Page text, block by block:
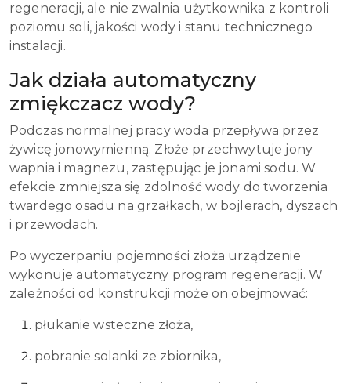
regeneracji, ale nie zwalnia użytkownika z kontroli
poziomu soli, jakości wody i stanu technicznego
instalacji.
Jak działa automatyczny
zmiękczacz wody?
Podczas normalnej pracy woda przepływa przez
żywicę jonowymienną. Złoże przechwytuje jony
wapnia i magnezu, zastępując je jonami sodu. W
efekcie zmniejsza się zdolność wody do tworzenia
twardego osadu na grzałkach, w bojlerach, dyszach
i przewodach.
Po wyczerpaniu pojemności złoża urządzenie
wykonuje automatyczny program regeneracji. W
zależności od konstrukcji może on obejmować:
płukanie wsteczne złoża,
pobranie solanki ze zbiornika,